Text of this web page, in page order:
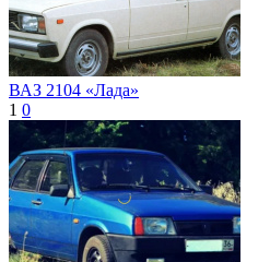
ВАЗ 2104 «Лада»
1 0